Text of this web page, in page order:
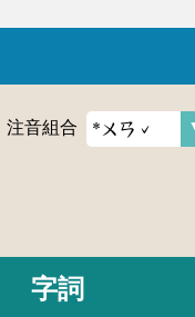
注音組合
字詞